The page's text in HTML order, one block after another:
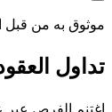
موثوق به من قبل
تداول